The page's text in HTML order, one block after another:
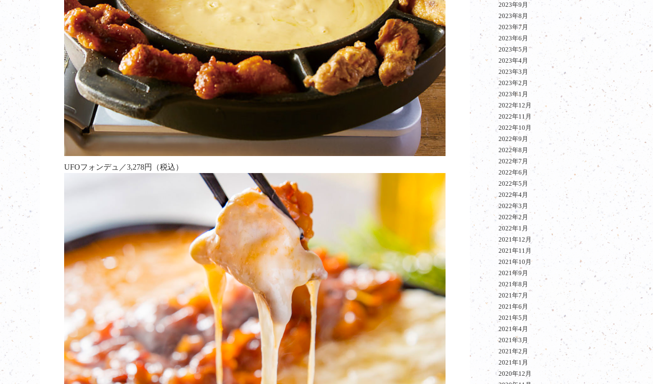
UFOフォンデュ／3,278円（税込）
2023年9月
2023年8月
2023年7月
2023年6月
2023年5月
2023年4月
2023年3月
2023年2月
2023年1月
2022年12月
2022年11月
2022年10月
2022年9月
2022年8月
2022年7月
2022年6月
2022年5月
2022年4月
2022年3月
2022年2月
2022年1月
2021年12月
2021年11月
2021年10月
2021年9月
2021年8月
2021年7月
2021年6月
2021年5月
2021年4月
2021年3月
2021年2月
2021年1月
2020年12月